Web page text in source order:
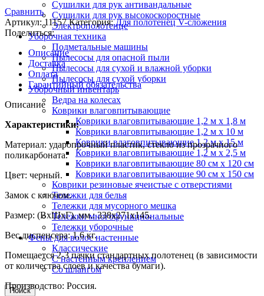
Сушилки для рук антивандальные
Сушилки для рук высокоскоростные
Электрополотенце
Уборочная техника
Подметальные машины
Пылесосы для опасной пыли
Пылесосы для сухой и влажной уборки
Пылесосы для сухой уборки
Уборочный инвентарь
Ведра на колесах
Коврики влаговпитывающие
Коврики влаговпитывающие 1,2 м х 1,8 м
Коврики влаговпитывающие 1,2 м х 10 м
Коврики влаговпитывающие 1,2 м х 15 м
Коврики влаговпитывающие 1,2 м х 2,5 м
Коврики влаговпитывающие 80 см х 120 см
Коврики влаговпитывающие 90 см х 150 см
Коврики резиновые ячеистые с отверстиями
Тележки для белья
Тележки для мусорного мешка
Тележки многофункциональные
Тележки уборочные
Фены для волос настенные
Классические
С настенным креплением
Со шлангом
Поиск
Сравнить
Артикул:11157Категория: Для полотенец V-сложения
Поделиться:
Описание
Доставка
Оплата
Гарантийный обязательства
Описание
Характеристики:
Материал: ударопрочный пластик, стекло из прозрачного
поликарбоната.
Цвет: черный.
Замок с ключом.
Размер: (ВхШхГ), мм.: 338х271х145.
Вес диспенсера: 1,6 кг.
Помещается 2-3 пачки стандартных полотенец (в зависимости
от количества слоев и качества бумаги).
Производство: Россия.